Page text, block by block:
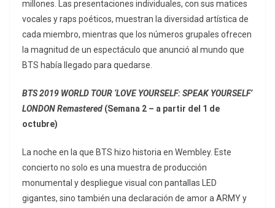
millones. Las presentaciones individuales, con sus matices
vocales y raps poéticos, muestran la diversidad artística de
cada miembro, mientras que los números grupales ofrecen
la magnitud de un espectáculo que anunció al mundo que
BTS había llegado para quedarse.
BTS 2019 WORLD TOUR ‘LOVE YOURSELF: SPEAK YOURSELF’
LONDON Remastered (Semana 2 – a partir del 1 de
octubre)
La noche en la que BTS hizo historia en Wembley. Este
concierto no solo es una muestra de producción
monumental y despliegue visual con pantallas LED
gigantes, sino también una declaración de amor a ARMY y